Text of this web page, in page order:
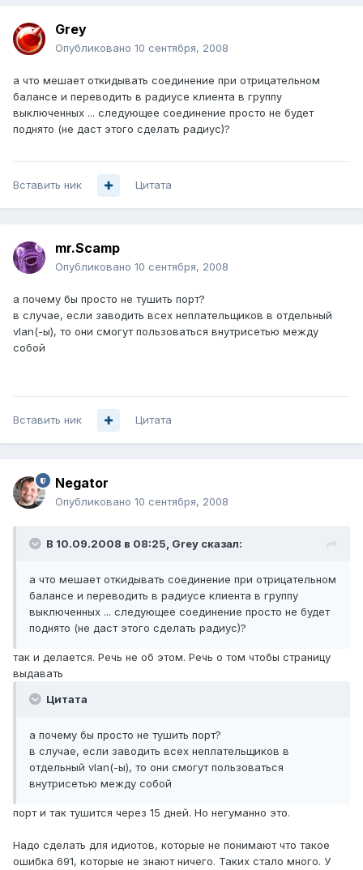
Grey
Опубликовано 10 сентября, 2008
а что мешает откидывать соединение при отрицательном
балансе и переводить в радиусе клиента в группу
выключенных ... следующее соединение просто не будет
поднято (не даст этого сделать радиус)?
Вставить ник Цитата
mr.Scamp
Опубликовано 10 сентября, 2008
а почему бы просто не тушить порт?
в случае, если заводить всех неплательщиков в отдельный
vlan(-ы), то они смогут пользоваться внутрисетью между
собой
Вставить ник Цитата
Negator
Опубликовано 10 сентября, 2008
В 10.09.2008 в 08:25, Grey сказал:
а что мешает откидывать соединение при отрицательном
балансе и переводить в радиусе клиента в группу
выключенных ... следующее соединение просто не будет
поднято (не даст этого сделать радиус)?
так и делается. Речь не об этом. Речь о том чтобы страницу
выдавать
Цитата
а почему бы просто не тушить порт?
в случае, если заводить всех неплательщиков в
отдельный vlan(-ы), то они смогут пользоваться
внутрисетью между собой
порт и так тушится через 15 дней. Но негуманно это.
Надо сделать для идиотов, которые не понимают что такое
ошибка 691, которые не знают ничего. Таких стало много. У